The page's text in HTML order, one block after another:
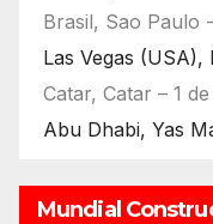
Brasil, Sao Paulo
Las Vegas (USA),
Catar, Catar – 1
Abu Dhabi, Yas
Mundial